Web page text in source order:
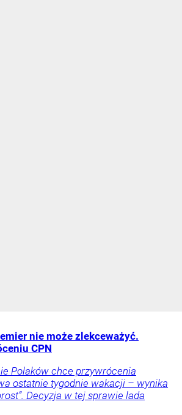
nie może zlekceważyć.
CPN
Polaków chce przywrócenia
ostatnie tygodnie wakacji – wynika
Decyzja w tej sprawie lada